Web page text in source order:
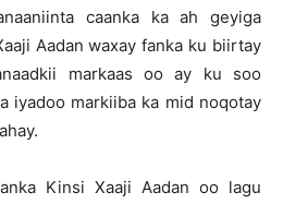
caanka ka ah geyiga
Aadan waxay fanka ku biirtay
markaas oo ay ku soo
iyadoo markiiba ka mid noqotay
Kinsi Xaaji Aadan oo lagu